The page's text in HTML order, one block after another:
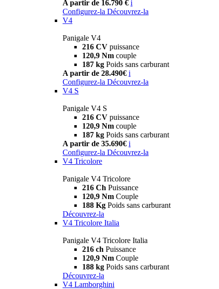
A partir de 16.790 € i
Configurez-la Découvrez-la
V4
Panigale V4
216 CV puissance
120,9 Nm couple
187 kg Poids sans carburant
A partir de 28.490€ i
Configurez-la Découvrez-la
V4 S
Panigale V4 S
216 CV puissance
120,9 Nm couple
187 kg Poids sans carburant
A partir de 35.690€ i
Configurez-la Découvrez-la
V4 Tricolore
Panigale V4 Tricolore
216 Ch Puissance
120,9 Nm Couple
188 Kg Poids sans carburant
Découvrez-la
V4 Tricolore Italia
Panigale V4 Tricolore Italia
216 ch Puissance
120,9 Nm Couple
188 kg Poids sans carburant
Découvrez-la
V4 Lamborghini